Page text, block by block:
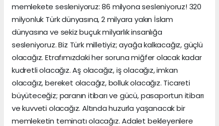
memlekete sesleniyoruz: 86 milyona sesleniyoruz! 320
milyonluk Türk dünyasına, 2 milyara yakın İslam
dünyasına ve sekiz buçuk milyarlık insanlığa
sesleniyoruz. Biz Türk milletiyiz; ayağa kalkacağız, güçlü
olacağız. Etrafımızdaki her soruna miğfer olacak kadar
kudretli olacağız. Aş olacağız, iş olacağız, imkan
olacağız, bereket olacağız, bolluk olacağız. Ticareti
büyüteceğiz; paranın itibarı ve gücü, pasaportun itibarı
ve kuvveti olacağız. Altında huzurla yaşanacak bir
memleketin teminatı olacağız. Adalet bekleyenlere